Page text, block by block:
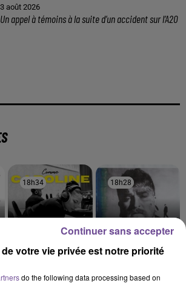
3 août 2026
Un appel à témoins à la suite d’un accident sur l’A20
18h34
18h34 18h28
18h28
votre vie privée est notre priorité
do the following data processing based on
Continuer sans accepter